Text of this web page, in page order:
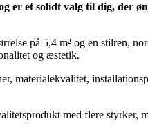
er et solidt valg til dig, der
på 5,4 m² og en stilren,
og æstetik.
materialekvalitet,
med flere